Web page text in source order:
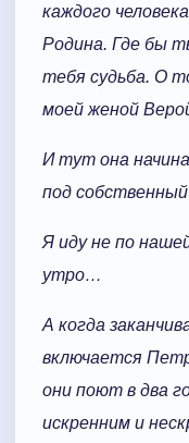
каждого
Родина. Где бы
тебя судьба. О
моей женой
И тут она
под
Я иду не по
утро…
А когда
включается
они поют в два
искренним и